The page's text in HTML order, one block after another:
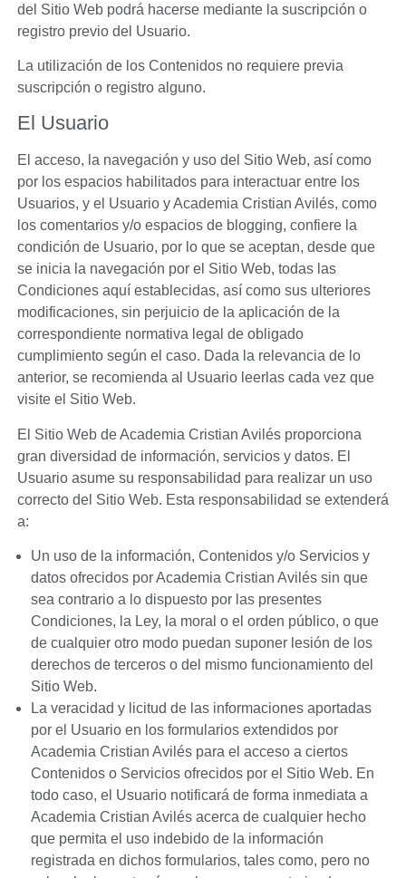
del Sitio Web podrá hacerse mediante la suscripción o
registro previo del Usuario.
La utilización de los Contenidos no requiere previa
suscripción o registro alguno.
El Usuario
El acceso, la navegación y uso del Sitio Web, así como
por los espacios habilitados para interactuar entre los
Usuarios, y el Usuario yAcademia Cristian Avilés, como
los comentarios y/o espacios de blogging, confiere la
condición de Usuario, por lo que se aceptan, desde que
se inicia la navegación por el Sitio Web, todas las
Condiciones aquí establecidas, así como sus ulteriores
modificaciones, sin perjuicio de la aplicación de la
correspondiente normativa legal de obligado
cumplimiento según el caso. Dada la relevancia de lo
anterior, se recomienda al Usuario leerlas cada vez que
visite el Sitio Web.
El Sitio Web deAcademia Cristian Avilésproporciona
gran diversidad de información, servicios y datos. El
Usuario asume su responsabilidad para realizar un uso
correcto del Sitio Web. Esta responsabilidad se extenderá
a:
Un uso de la información, Contenidos y/o Servicios y
datos ofrecidos porAcademia Cristian Aviléssin que
sea contrario a lo dispuesto por las presentes
Condiciones, la Ley, la moral o el orden público, o que
de cualquier otro modo puedan suponer lesión de los
derechos de terceros o del mismo funcionamiento del
Sitio Web.
La veracidad y licitud de las informaciones aportadas
por el Usuario en los formularios extendidos por
Academia Cristian Aviléspara el acceso a ciertos
Contenidos o Servicios ofrecidos por el Sitio Web. En
todo caso, el Usuario notificará de forma inmediata a
Academia Cristian Avilésacerca de cualquier hecho
que permita el uso indebido de la información
registrada en dichos formularios, tales como, pero no